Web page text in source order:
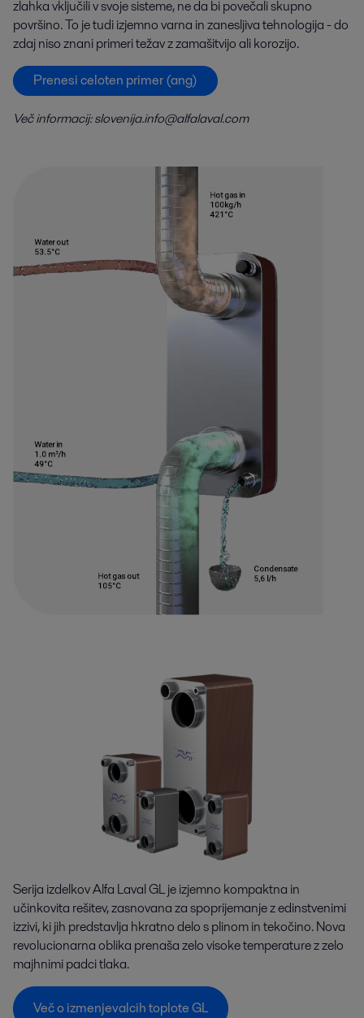
zlahka vključili v svoje sisteme, ne da bi povečali skupno
površino. To je tudi izjemno varna in zanesljiva tehnologija - do
zdaj niso znani primeri težav z zamašitvijo ali korozijo.
Prenesi celoten primer (ang)
Več informacij: slovenija.info@alfalaval.com
Serija izdelkov Alfa Laval GL je izjemno kompaktna in
učinkovita rešitev, zasnovana za spoprijemanje z edinstvenimi
izzivi, ki jih predstavlja hkratno delo s plinom in tekočino. Nova
revolucionarna oblika prenaša zelo visoke temperature z zelo
majhnimi padci tlaka.
Več o izmenjevalcih toplote GL